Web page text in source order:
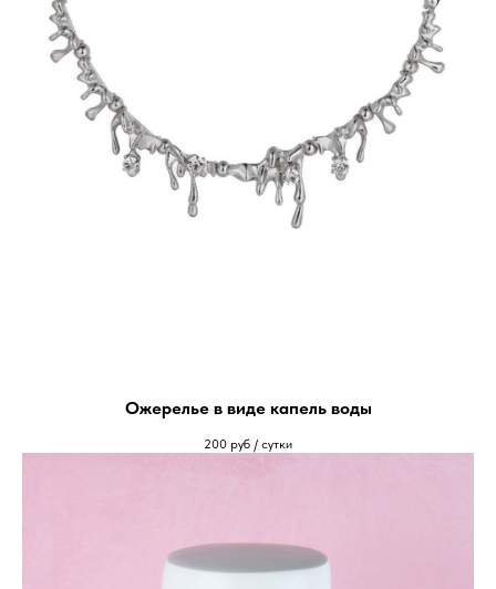
Ожерелье в виде капель воды
200 руб / сутки